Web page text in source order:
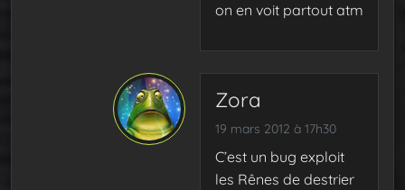
on en voit partout atm
Zora
19 mars 2012 à 17h30
C’est un bug exploit
les Rênes de destrier